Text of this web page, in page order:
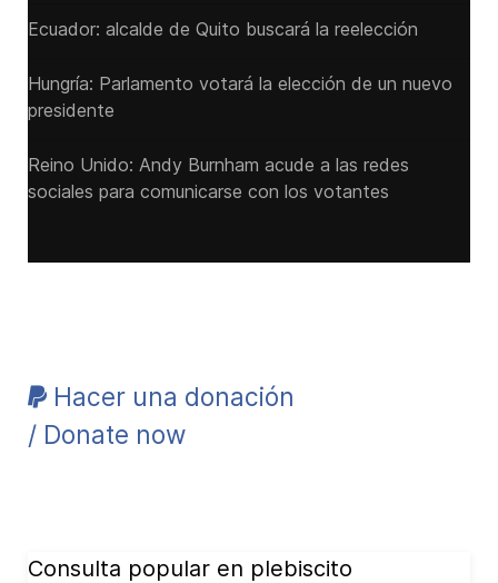
Ecuador: alcalde de Quito buscará la reelección
Hungría: Parlamento votará la elección de un nuevo
presidente
Reino Unido: Andy ‌Burnham acude a las redes
sociales para comunicarse con los votantes
Hacer una donación
/ Donate now
Consulta popular en plebiscito